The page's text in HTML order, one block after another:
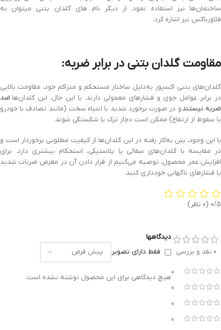
ساختمان‌ها نیز استفاده نمود. از دیگر نام های گلدان بتنی میتوان به
فلاورباکس نیز اشاره کرد.
مقاومت گلدان بتنی در برابر ضربه:
گلدان‌های بتنی اکسپوز به‌دلیل ساختار مستحکم و متراکم خود، مقاومت بالایی
در برابر عوامل جوی و فشارهای معمولی دارند. با این حال، این گلدان‌ها ضد
ضربه نیستندو در صورت برخورد شدید با اشیاء سخت (مانند تصادف با خودرو
یا سقوط از ارتفاع) ممکن است دچار ترک یا شکستگی شوند.
با این وجود، بتن به‌کار رفته در این گلدان‌ها از کیفیت مطلوبی برخوردار است و
در مقایسه با گلدان‌های سفالی یا پلاستیکی، استحکام بیشتری دارد. برای
افزایش عمر محصول، توصیه می‌کنیم از قرار دادن آن در معرض ضربات شدید
یا فشارهای ناگهانی خودداری کنید.
0/5 (0 نظر)
0 نقد و بررسی
0
0
0
0
دیدگاهها
فقط دارای تصویر
هیچ دیدگاهی برای این محصول نوشته نشده است.